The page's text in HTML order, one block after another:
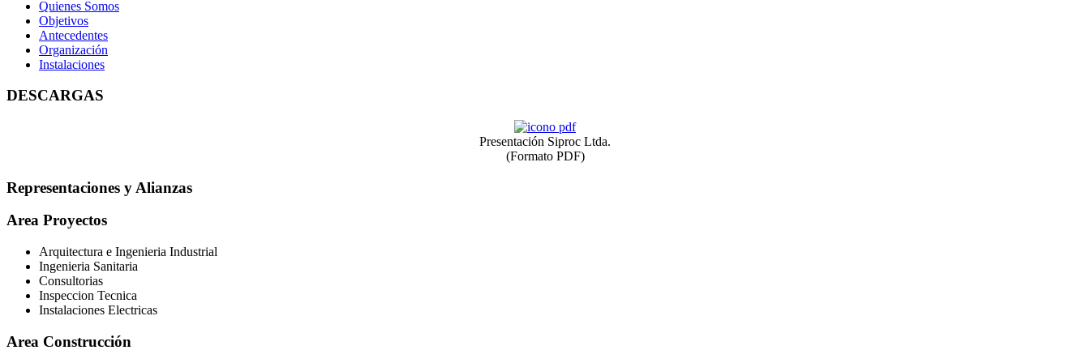
Quienes Somos
Objetivos
Antecedentes
Organización
Instalaciones
DESCARGAS
Presentación Siproc Ltda.
(Formato PDF)
Representaciones y Alianzas
Area Proyectos
Arquitectura e Ingenieria Industrial
Ingenieria Sanitaria
Consultorias
Inspeccion Tecnica
Instalaciones Electricas
Area Construcción